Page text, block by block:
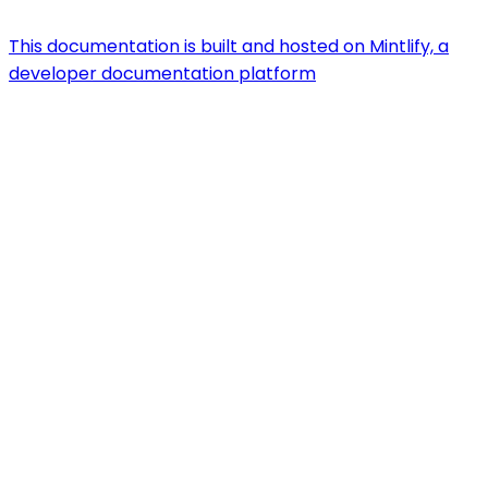
This documentation is built and hosted on Mintlify, a
developer documentation platform